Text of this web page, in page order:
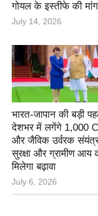
गोयल के इस्तीफे की
July 14, 2026
भारत-जापान की बड़ी
देशभर में लगेंगे 1,000
और जैविक उर्वरक
सुरक्षा और ग्रामीण आय
मिलेगा बढ़ावा
July 6, 2026